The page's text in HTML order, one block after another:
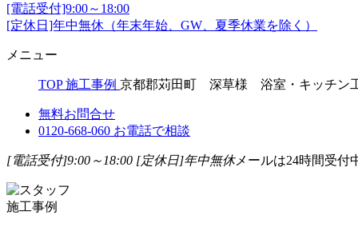
[電話受付]9:00～18:00
[定休日]年中無休（年末年始、GW、夏季休業を除く）
メニュー
TOP 施工事例 京都郡苅田町 深草様 浴室・キッチン
無料お問合せ
0120-668-060 お電話で相談
[電話受付]9:00～18:00 [定休日]年中無休メールは24時間受付
施工事例